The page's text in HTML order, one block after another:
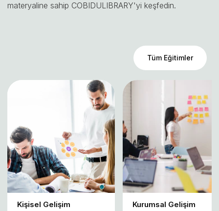
materyaline sahip COBIDULIBRARY'yi keşfedin.
Tüm Eğitimler
Kişisel Gelişim Kurumsal Gelişim